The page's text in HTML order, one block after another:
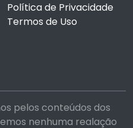
Política de Privacidade
Termos de Uso
pelos conteúdos dos
nenhuma realação